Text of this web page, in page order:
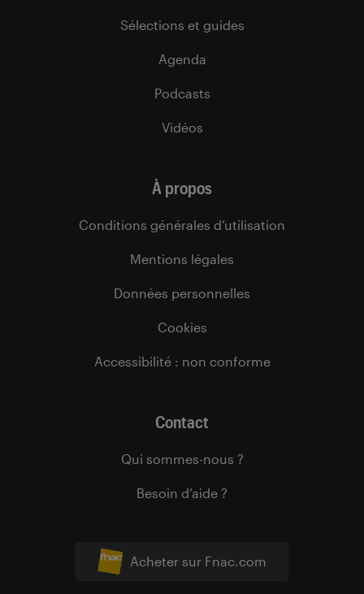
Acheter sur Fnac.com
Sélections et guides
Agenda
Podcasts
Vidéos
À propos
Conditions générales d’utilisation
Mentions légales
Données personnelles
Cookies
Accessibilité : non conforme
Contact
Qui sommes-nous ?
Besoin d’aide ?